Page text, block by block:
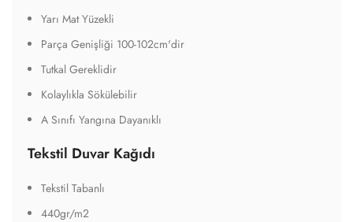
Yarı Mat Yüzekli
Parça Genişliği 100-102cm'dir
Tutkal Gereklidir
Kolaylıkla Sökülebilir
A Sınıfı Yangına Dayanıklı
Tekstil Duvar Kağıdı
Tekstil Tabanlı
440gr/m2